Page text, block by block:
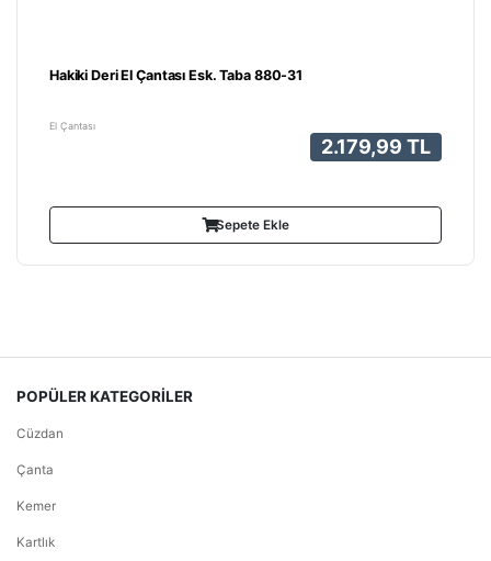
Hakiki Deri El Çantası Esk. Taba 880-31
El Çantası
2.179,99 TL
Sepete Ekle
POPÜLER KATEGORİLER
Cüzdan
Çanta
Kemer
Kartlık